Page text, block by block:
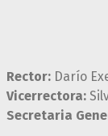
Rector: Darío
Vicerrectora:
Secretaria